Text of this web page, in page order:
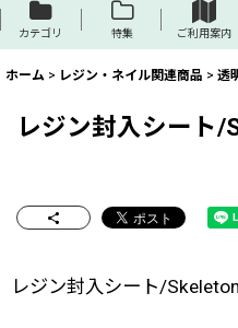
カテゴリ 特集 ご利用案内
ホーム > レジン・ネイル関連商品 > 透
レジン封入シート/
レジン封入シート/